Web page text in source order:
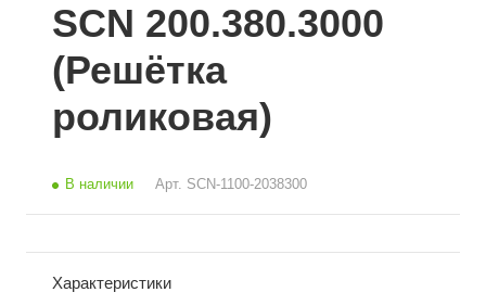
SCN 200.380.3000
(Решётка
роликовая)
В наличии Арт. SCN-1100-2038300
Характеристики